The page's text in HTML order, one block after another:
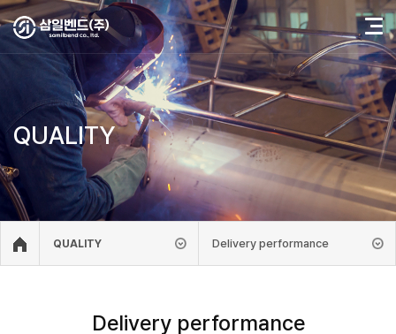
QUALITY
QUALITY Delivery performance
Delivery performance